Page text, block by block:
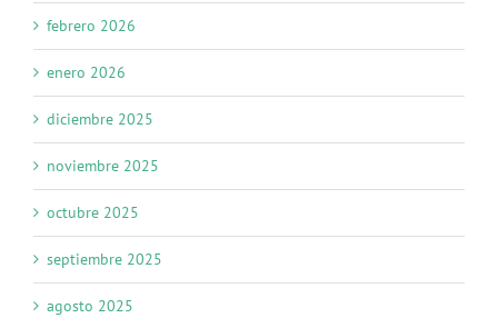
febrero 2026
enero 2026
diciembre 2025
noviembre 2025
octubre 2025
septiembre 2025
agosto 2025